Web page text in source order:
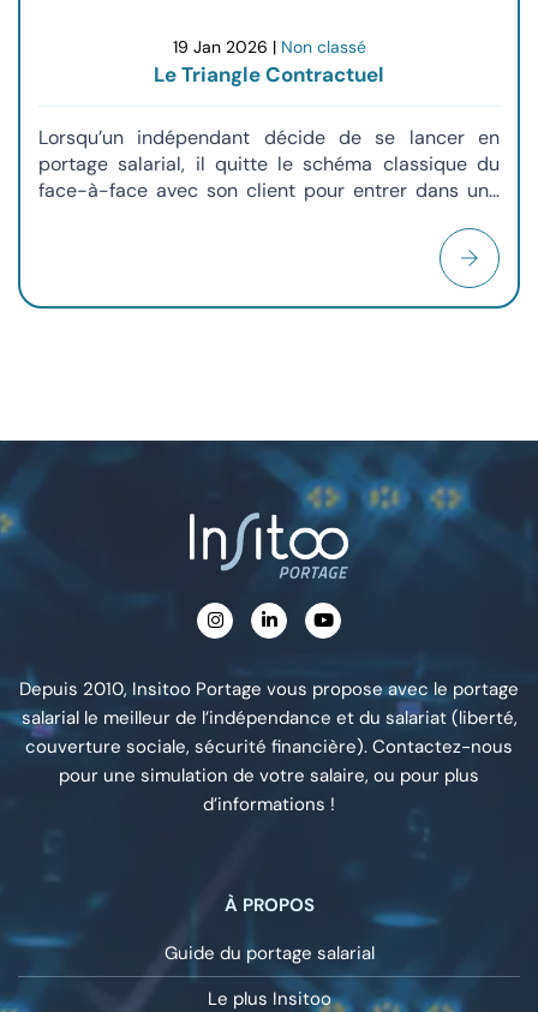
19 Jan 2026 | Non classé
Le Triangle Contractuel
Lorsqu’un indépendant décide de se lancer en
portage salarial, il quitte le schéma classique du
face-à-face avec son client pour entrer dans une
triangle contractuel, peut sembler intimidant au
premier abord. Pourtant, c’est précisément cette
structure qui permet de combiner la liberté de
Depuis 2010, Insitoo Portage vous propose avec le portage
salarial le meilleur de l’indépendance et du salariat (liberté,
couverture sociale, sécurité financière). Contactez-nous
pour une simulation de votre salaire, ou pour plus
d’informations !
À PROPOS
Guide du portage salarial
Le plus Insitoo